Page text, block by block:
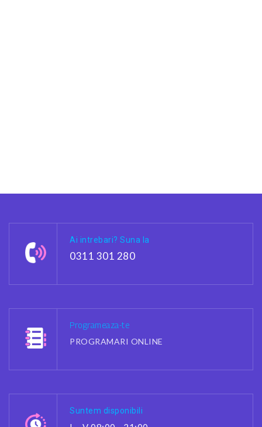
Ai intrebari? Suna la
0311 301 280
Programeaza-te
PROGRAMARI ONLINE
Suntem disponibili